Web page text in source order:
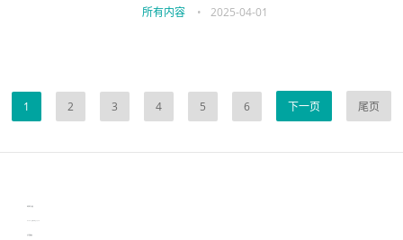
所有内容 • 2025-04-01
1 2 3 4 5 6 下一页 尾页